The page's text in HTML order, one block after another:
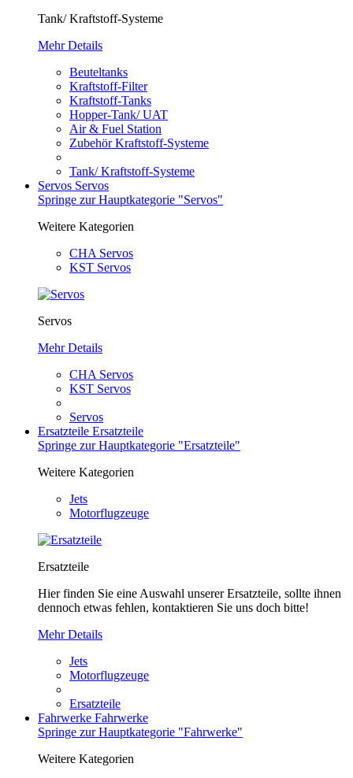
Tank/ Kraftstoff-Systeme
Mehr Details
Beuteltanks
Kraftstoff-Filter
Kraftstoff-Tanks
Hopper-Tank/ UAT
Air & Fuel Station
Zubehör Kraftstoff-Systeme
Tank/ Kraftstoff-Systeme
Servos Servos
Springe zur Hauptkategorie "Servos"
Weitere Kategorien
CHA Servos
KST Servos
Servos
Mehr Details
CHA Servos
KST Servos
Servos
Ersatzteile Ersatzteile
Springe zur Hauptkategorie "Ersatzteile"
Weitere Kategorien
Jets
Motorflugzeuge
Ersatzteile
Hier finden Sie eine Auswahl unserer Ersatzteile, sollte ihnen
dennoch etwas fehlen, kontaktieren Sie uns doch bitte!
Mehr Details
Jets
Motorflugzeuge
Ersatzteile
Fahrwerke Fahrwerke
Springe zur Hauptkategorie "Fahrwerke"
Weitere Kategorien